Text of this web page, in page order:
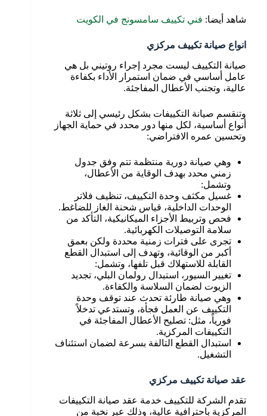
شاهد أيضا: فني تكييف سامسونج في الكويت
انواع صيانة تكييف مركزي
صيانة التكييف ليست مجرد إجراء روتيني بل هي
عامل أساسي في ضمان استمرار الأداء بكفاءة
عالية، وتجنب الأعطال المفاجئة.
وتنقسم صيانة التكييفات بشكل رئيسي إلى ثلاثة
أنواع أساسية، لكل منها دور محدد في حماية الجهاز
وتحسين عمره الافتراضي:
وهي صيانة دورية منتظمة تتم وفق جدول
زمني محدد بهدف الوقاية من الأعطال،
وتشمل:
غسيل مكثف وحدة التكييف، تنظيف فلاتر
الوحدات الداخلية، قياس شحنة الغاز للضاغط.
فحص وتربيط الأجزاء الميكانيكية، التأكد من
سلامة التوصيلات الكهربائية.
تجرى على فترات زمنية محددة ولكن بعمق
أكبر من الوقائية، وتهدف إلى استبدال القطع
القابلة للاستهلاك قبل تلفها، وتشمل:
تغيير السيور، استبدال رولمان البلي، تجديد
الزيوت لضمان السلاسة والكفاءة.
وهي صيانة طارئة تحدث عند توقف وحدة
التكييف عن العمل فجأة، وتستدعي تدخلاً
فورياً، مثل: تصليح الأعطال المفاجئة في
التكييفات المركزية.
استبدال القطع التالفة بسرعة لضمان استئناف
التشغيل.
عقد صيانة تكييف مركزي
تقدم الشركة للتكييف خدمة عقد صيانة التكييفات
المركزية باحترافية عالية، وذلك عبر نخبة من